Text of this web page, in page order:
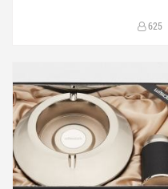
625